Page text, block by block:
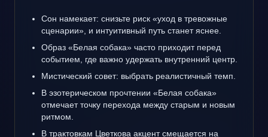
Сон намекает: снизьте риск «уход в тревожные
сценарии», и интуитивный путь станет яснее.
Образ «Белая собака» часто приходит перед
событием, где важно удержать внутренний центр.
Мистический совет: выбрать реалистичный темп.
В эзотерическом прочтении «Белая собака»
отмечает точку перехода между старым и новым
ритмом.
В трактовкам Цветкова акцент смещается на